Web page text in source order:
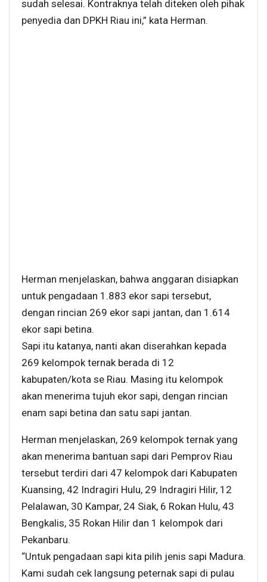
sudah selesai. Kontraknya telah diteken oleh pihak
penyedia dan DPKH Riau ini,” kata Herman.
Herman menjelaskan, bahwa anggaran disiapkan
untuk pengadaan 1.883 ekor sapi tersebut,
dengan rincian 269 ekor sapi jantan, dan 1.614
ekor sapi betina.
Sapi itu katanya, nanti akan diserahkan kepada
269 kelompok ternak berada di 12
kabupaten/kota se Riau. Masing itu kelompok
akan menerima tujuh ekor sapi, dengan rincian
enam sapi betina dan satu sapi jantan.
Herman menjelaskan, 269 kelompok ternak yang
akan menerima bantuan sapi dari Pemprov Riau
tersebut terdiri dari 47 kelompok dari Kabupaten
Kuansing, 42 Indragiri Hulu, 29 Indragiri Hilir, 12
Pelalawan, 30 Kampar, 24 Siak, 6 Rokan Hulu, 43
Bengkalis, 35 Rokan Hilir dan 1 kelompok dari
Pekanbaru.
“Untuk pengadaan sapi kita pilih jenis sapi Madura.
Kami sudah cek langsung peternak sapi di pulau